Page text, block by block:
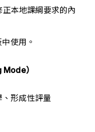
本地課綱要求的內
使用。
）
形成性評量